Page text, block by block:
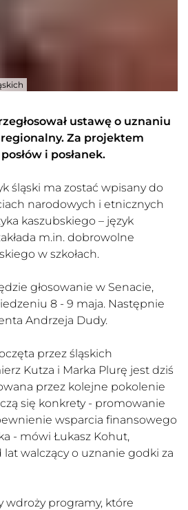
ustawę o uznaniu
Za projektem
i posłanek.
śląski ma zostać wpisany do
narodowych i etnicznych
kaszubskiego – język
m.in. dobrowolne
w szkołach.
głosowanie w Senacie,
8 - 9 maja. Następnie
Andrzeja Dudy.
przez śląskich
Kutza i Marka Plurę jest dziś
przez kolejne pokolenie
się konkrety - promowanie
wsparcia finansowego
- mówi Łukasz Kohut,
walczący o uznanie godki za
wdroży programy, które